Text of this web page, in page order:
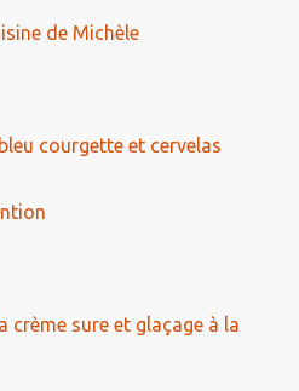
de Michèle
courgette et cervelas
crème sure et glaçage à la